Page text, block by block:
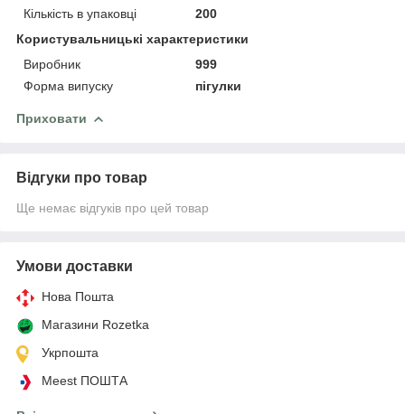
Кількість в упаковці
200
Користувальницькі характеристики
Виробник
999
Форма випуску
пігулки
Приховати
Відгуки про товар
Ще немає відгуків про цей товар
Умови доставки
Нова Пошта
Магазини Rozetka
Укрпошта
Meest ПОШТА